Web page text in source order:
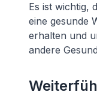
Es ist wichtig,
eine gesunde
erhalten und
andere